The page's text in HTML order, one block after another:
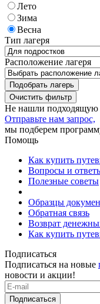
Лето
Зима
Весна
Тип лагеря
Расположение лагеря
Подобрать лагерь
Не нашли подходящую
Отправьте нам запрос,
мы подберем
Помощь
Как купить
Вопросы и
Полезные советы
Образцы
Обратная связь
Возврат
Как купить
Подписаться
Подписаться на новые
новости и акции!
Подписаться